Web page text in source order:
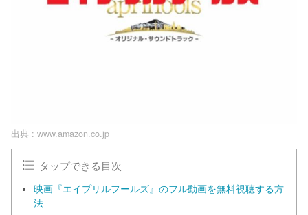
出典 : www.amazon.co.jp
タップできる目次
映画『エイプリルフールズ』のフル動画を無料視聴する方
法